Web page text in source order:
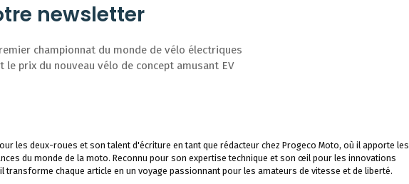
newsletter
championnat du monde de vélo électriques
prix du nouveau vélo de concept amusant EV
les deux-roues et son talent d'écriture en tant que rédacteur chez Progeco Moto, où il apporte les
du monde de la moto. Reconnu pour son expertise technique et son œil pour les innovations
transforme chaque article en un voyage passionnant pour les amateurs de vitesse et de liberté.